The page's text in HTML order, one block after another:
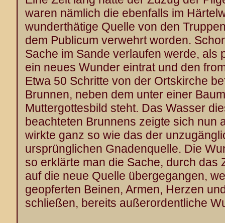
waren nämlich die ebenfalls im
wunderthätige Quelle von den
dem Publicum verwehrt worden.
Sache im Sande verlaufen werde, als
ein neues Wunder eintrat und den
Etwa 50 Schritte von der Ortskirche
Brunnen, neben dem unter einer
Muttergottesbild steht. Das Wasser
beachteten Brunnens zeigte sich nun
wirkte ganz so wie das der
ursprünglichen Gnadenquelle. Die
so erklärte man die Sache, durch das
auf die neue Quelle übergegangen,
geopferten Beinen, Armen, Herzen
schließen, bereits außerordentliche